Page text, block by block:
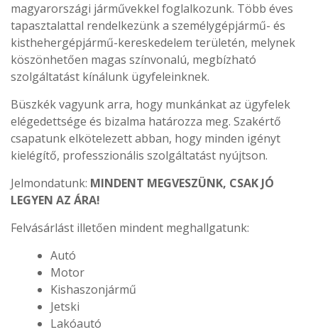
magyarországi járművekkel foglalkozunk. Több éves
tapasztalattal rendelkezünk a személygépjármű- és
kisthehergépjármű-kereskedelem területén, melynek
köszönhetően magas színvonalú, megbízható
szolgáltatást kínálunk ügyfeleinknek.
Büszkék vagyunk arra, hogy munkánkat az ügyfelek
elégedettsége és bizalma határozza meg. Szakértő
csapatunk elkötelezett abban, hogy minden igényt
kielégítő, professzionális szolgáltatást nyújtson.
Jelmondatunk: MINDENT MEGVESZÜNK, CSAK JÓ
LEGYEN AZ ÁRA!
Felvásárlást illetően mindent meghallgatunk:
Autó
Motor
Kishaszonjármű
Jetski
Lakóautó